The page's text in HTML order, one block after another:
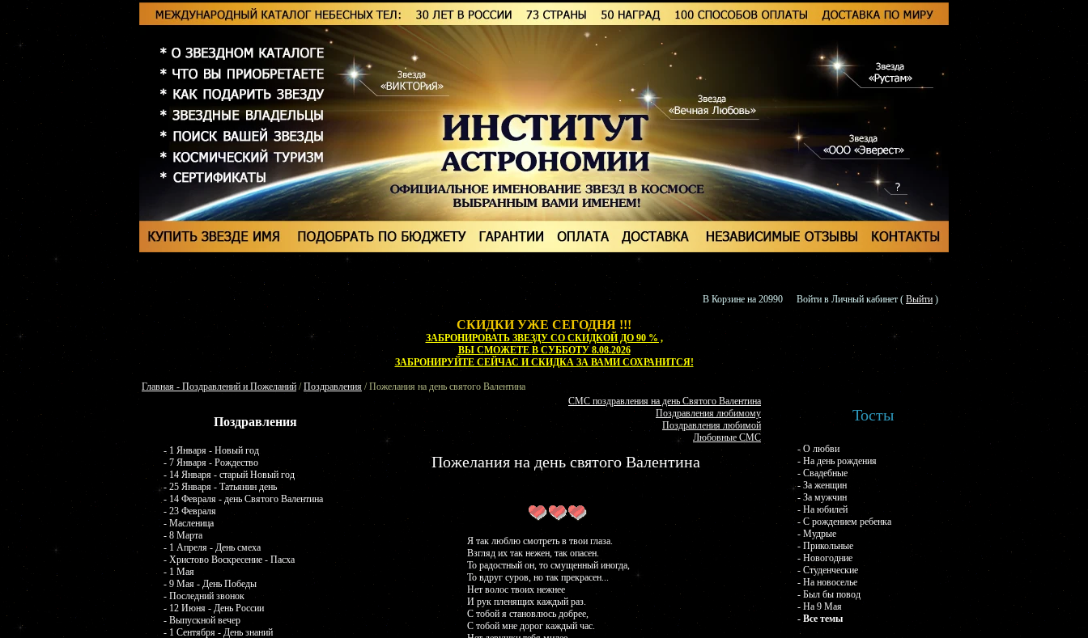
В Корзине на 20990 Войти в Личный кабинет ( Выйти )
СКИДКИ УЖЕ СЕГОДНЯ !!!
ЗАБРОНИРОВАТЬ ЗВЕЗДУ СО СКИДКОЙ ДО 90 % ,
ВЫ СМОЖЕТЕ В СУББОТУ 8.08.2026
ЗАБРОНИРУЙТЕ СЕЙЧАС И СКИДКА ЗА ВАМИ СОХРАНИТСЯ!
Главная - Поздравлений и Пожеланий /Поздравления / Пожелания на день святого Валентина
Поздравления
- 1 Января - Новый год
- 7 Января - Рождество
- 14 Января - старый Новый год
- 25 Января - Татьянин день
- 14 Февраля - день Святого Валентина
- 23 Февраля
- Масленица
- 8 Марта
- 1 Апреля - День смеха
- Христово Воскресение - Пасха
- 1 Мая
- 9 Мая - День Победы
- Последний звонок
- 12 Июня - День России
- Выпускной вечер
- 1 Сентября - День знаний
СМС поздравления на день Святого Валентина
Поздравления любимому
Поздравления любимой
Любовные СМС
Пожелания на день святого Валентина
Я так люблю смотреть в твои глаза.
Взгляд их так нежен, так опасен.
То радостный он, то смущенный иногда,
То вдруг суров, но так прекрасен...
Нет волос твоих нежнее
И рук пленящих каждый раз.
С тобой я становлюсь добрее,
С тобой мне дорог каждый час.
Тосты
- О любви
- На день рождения
- Свадебные
- За женщин
- За мужчин
- На юбилей
- С рождением ребенка
- Мудрые
- Прикольные
- Новогодние
- Студенческие
- На новоселье
- Был бы повод
- На 9 Мая
- Все темы